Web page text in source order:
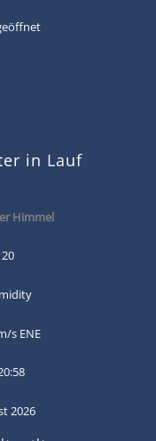
in Lauf
Himmel
s ENE
2026